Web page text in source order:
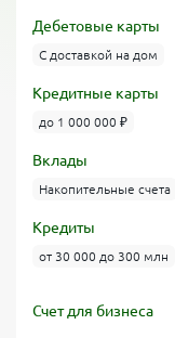
Дебетовые карты
С доставкой на дом
Кредитные карты
до 1 000 000 ₽
Вклады
Накопительные счета
Кредиты
от 30 000 до 300 млн
Счет для бизнеса